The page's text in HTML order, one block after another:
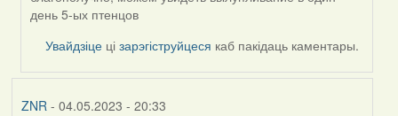
reply
to
день 5-ых птенцов
Увайдзіце цізарэгіструйцеся каб пакідаць каментары.
ZNR- 04.05.2023 - 20:33